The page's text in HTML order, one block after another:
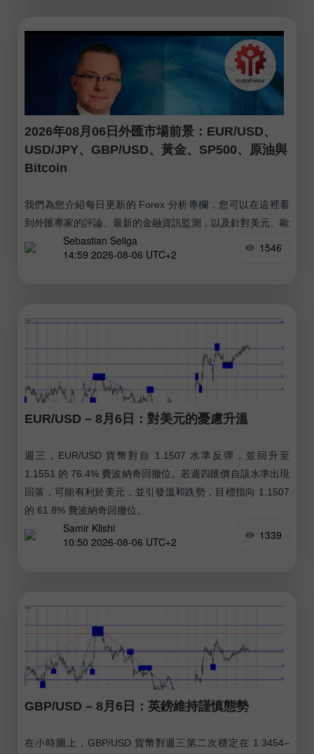
2026年08月06日外匯市場前景：EUR/USD、
USD/JPY、GBP/USD、黃金、SP500、原油與
Bitcoin
我們為您介紹每日更新的 Forex 分析專欄，您可以在這裡看
到外匯專家的評論、最新的金融資訊監測，以及針對美元、歐
元、盧布、比特幣和其他貨幣的即時匯率預測，涵蓋今天、明
天以及本交易週。 實用連結： 我的其他文章都在本區可以查
Sebastian Seliga
14:59 2026-08-06 UTC+2
1546
EUR/USD – 8月6日：對美元的憂慮升溫
週三，EUR/USD 貨幣對自 1.1507 水準反彈，並回升至
1.1551 的 76.4% 費波納奇回撤位。若週四匯價自該水準出現
回落，可能有利於美元，並引發溫和跌勢，目標指向 1.1507
的 61.8% 費波納奇回撤位。
Samir Klishi
10:50 2026-08-06 UTC+2
1339
GBP/USD – 8月6日：英鎊維持謹慎態勢
在小時圖上，GBP/USD 貨幣對週三第二次穩定在 1.3454–